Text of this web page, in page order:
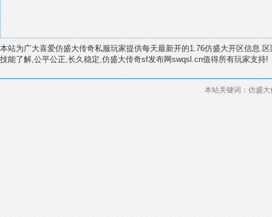
本站为广大喜爱仿盛大传奇私服玩家提供每天最新开的1.76仿盛大开区信息.
技能了解,公平公正,长久稳定,仿盛大传奇sf发布网swqsl.cn值得所有玩家支持!
本站关键词：仿盛